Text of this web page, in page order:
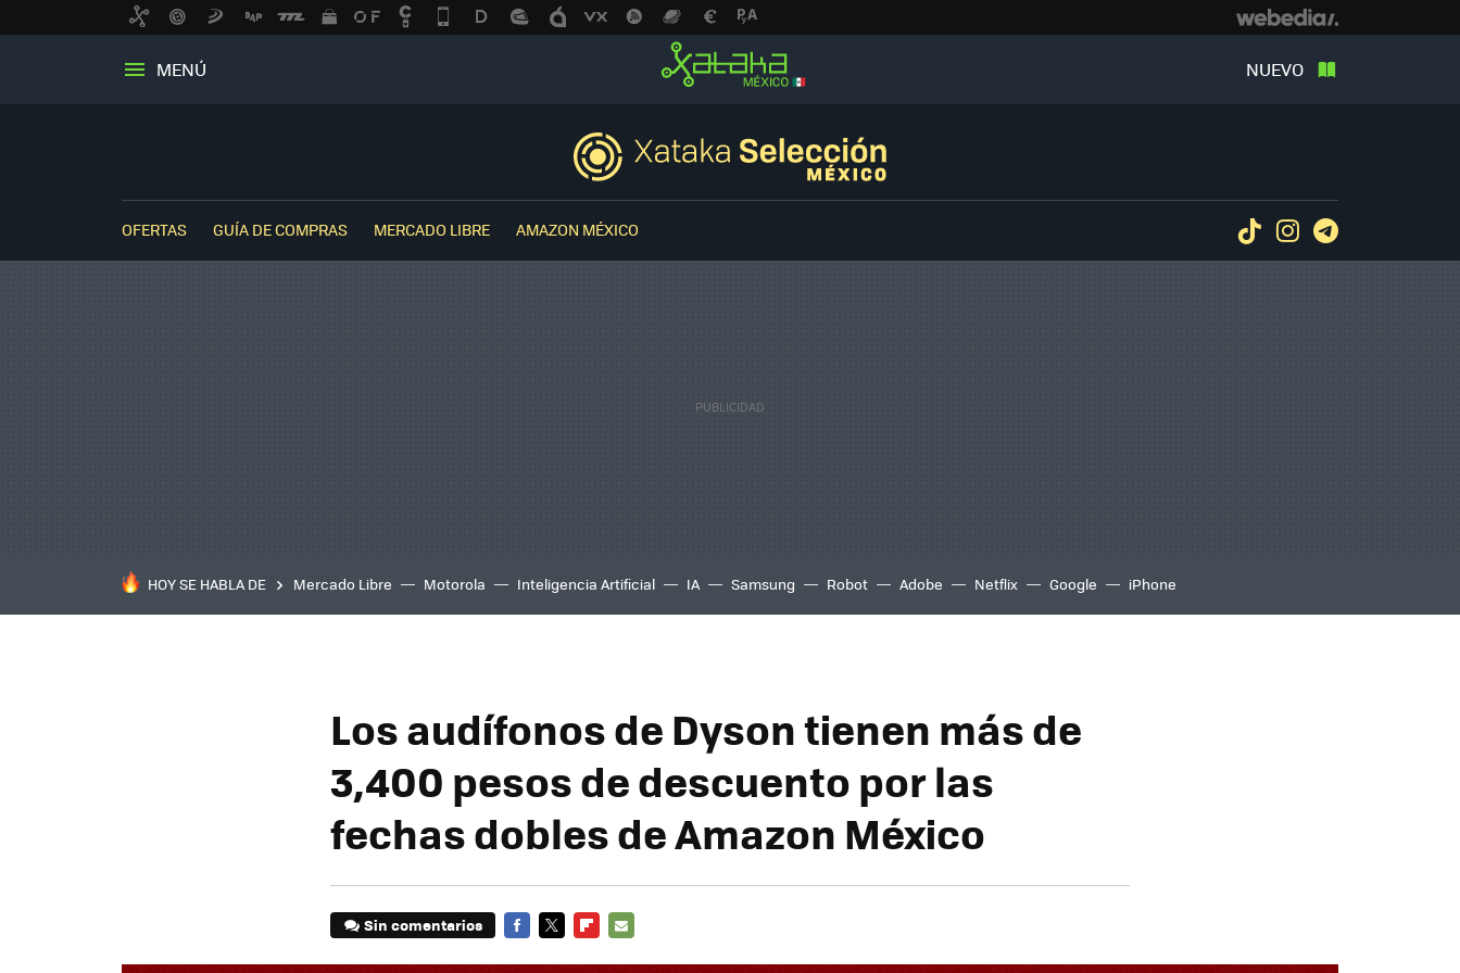
MENÚ NUEVO
OFERTAS GUÍA DE COMPRAS MERCADO LIBRE AMAZON MÉXICO TiktokInstagram
HOY SE HABLA DE Mercado Libre Motorola Inteligencia Artificial IA Samsung Robot Adobe Netflix Google iPhone
Los audífonos de Dyson tienen más de
3,400 pesos de descuento por las
fechas dobles de Amazon México
Sin comentarios